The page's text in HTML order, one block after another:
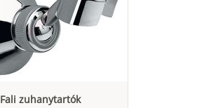
Fali zuhanytartók